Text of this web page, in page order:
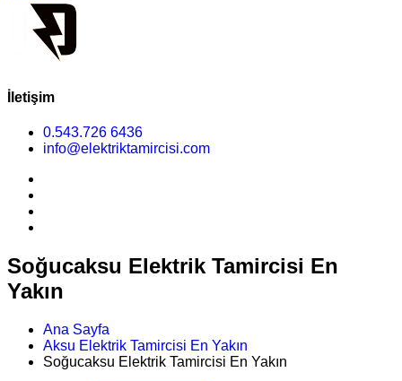
İletişim
0.543.726 6436
info@elektriktamircisi.com
Soğucaksu Elektrik Tamircisi En
Yakın
Ana Sayfa
Aksu Elektrik Tamircisi En Yakın
Soğucaksu Elektrik Tamircisi En Yakın